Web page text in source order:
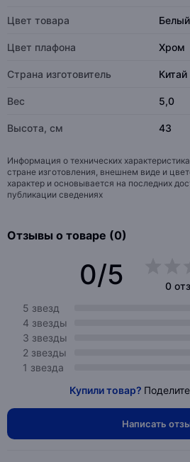
Цвет товара Белый
Цвет плафона Хром
Страна изготовитель Китай
Вес 5,0
Высота, см 43
Информация о технических
стране изготовления, внешнем виде и
характер и основывается на последних
публикации сведениях
Отзывы о товаре (0)
0/5
0
5 звезд
4 звезды
3 звезды
2 звезды
1 звезда
Купили товар?
Написать